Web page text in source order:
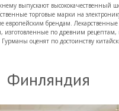
выпускают высококачественный
торговые марки на
европейским брендам. Лекарственные
изготовленные по древним рецептам,
оценят по достоинству
Финляндия